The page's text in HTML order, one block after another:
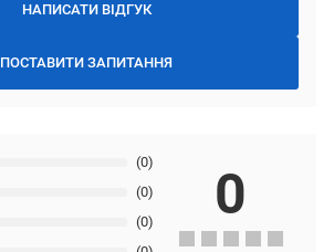
НАПИСАТИ ВІДГУК
ПОСТАВИТИ ЗАПИТАННЯ
(0)
(0)
(0)
0